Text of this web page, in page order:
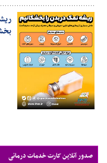
صدور آنلاین کارت خدمات درمانی